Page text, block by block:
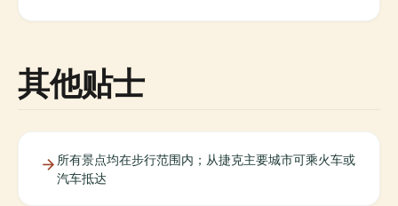
其他贴士
所有景点均在步行范围内；从捷克主要城市可乘火车或
汽车抵达